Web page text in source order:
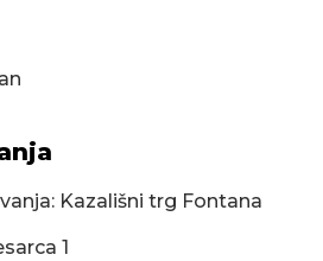
Kazališni trg Fontana
1